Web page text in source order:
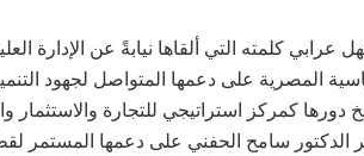
عرابي كلمته التي ألقاها نيابةً عن الإدارة
المصرية على دعمها المتواصل لجهود
دورها كمركز استراتيجي للتجارة والاستثمار
الدكتور سامح الحفني على دعمها المستمر